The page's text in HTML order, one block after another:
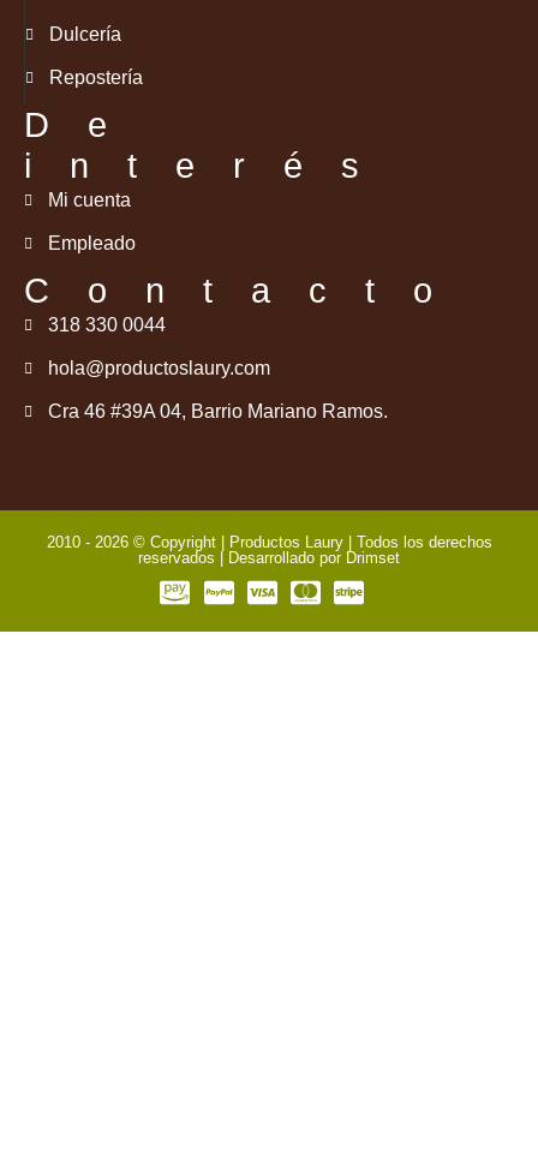
Dulcería
Repostería
De
interés
Mi cuenta
Empleado
Contacto
318 330 0044
hola@productoslaury.com
Cra 46 #39A 04, Barrio Mariano Ramos.
2010 - 2026 © Copyright | Productos Laury | Todos los derechos
reservados | Desarrollado por Drimset